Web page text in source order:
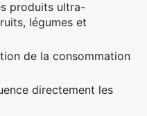
produits ultra-
légumes et
de la consommation
directement les